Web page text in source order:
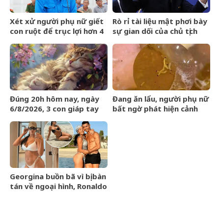
Xét xử người phụ nữ giết
con ruột để trục lợi hơn 4
Rò rỉ tài liệu mật phơi bày
sự gian dối của chủ tịch
League
Đúng 20h hôm nay, ngày
6/8/2026, 3 con giáp tay
VÀNG, phú quý ngập nhà
Đang ăn lẩu, người phụ nữ
bất ngờ phát hiện cảnh
Georgina buồn bã vì bị bàn
tán về ngoại hình, Ronaldo